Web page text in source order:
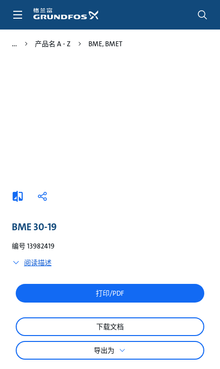
产品名 A - Z BME, BMET
添
加
分
BME 30-19
编号 13982419
阅读描述
打印/PDF
下载文档
导出为